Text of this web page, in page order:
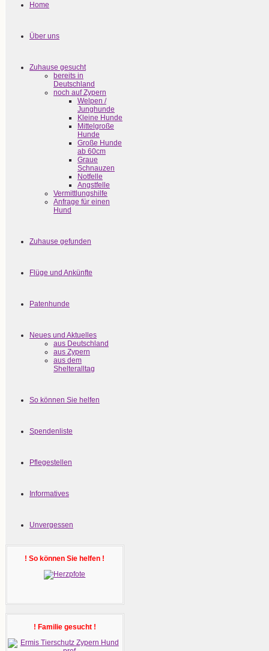
Home
Über uns
Zuhause gesucht
bereits in
Deutschland
noch auf Zypern
Welpen /
Junghunde
Kleine Hunde
Mittelgroße
Hunde
Große Hunde
ab 60cm
Graue
Schnauzen
Notfelle
Angstfelle
Vermittlungshilfe
Anfrage für einen
Hund
Zuhause gefunden
Flüge und Ankünfte
Patenhunde
Neues und Aktuelles
aus Deutschland
aus Zypern
aus dem
Shelteralltag
So können Sie helfen
Spendenliste
Pflegestellen
Informatives
Unvergessen
! So können Sie helfen !
! Familie gesucht !